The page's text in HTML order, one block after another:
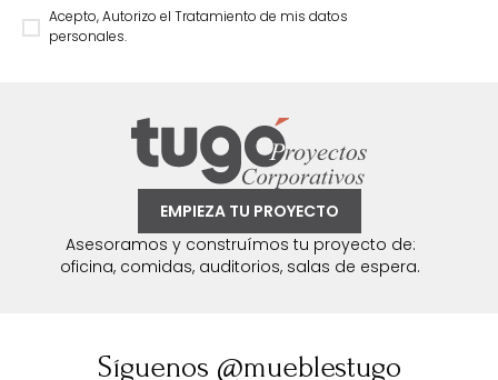
Acepto, Autorizo el Tratamiento de mis datos
personales.
EMPIEZA TU PROYECTO
Asesoramos y construímos tu proyecto de:
oficina, comidas, auditorios, salas de espera.
Síguenos @mueblestugo